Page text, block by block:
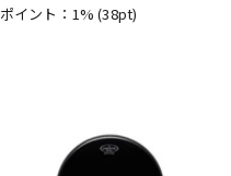
ポイント：1%(38pt)